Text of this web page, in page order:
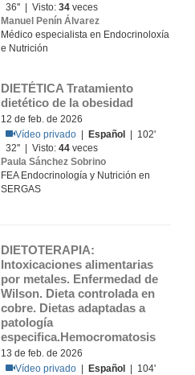
36'' | Visto:34 veces
Manuel Penín Álvarez
Médico especialista en Endocrinoloxía
e Nutrición
DIETÉTICA Tratamiento
dietético de la obesidad
12 de feb. de 2026
Vídeo privado
Español
| 102'
32'' | Visto:44 veces
Paula Sánchez Sobrino
FEA Endocrinología y Nutrición en
SERGAS
DIETOTERAPIA:
Intoxicaciones alimentarias
por metales. Enfermedad de
Wilson. Dieta controlada en
cobre. Dietas adaptadas a
patología
especifica.Hemocromatosis
13 de feb. de 2026
Vídeo privado
Español
| 104'